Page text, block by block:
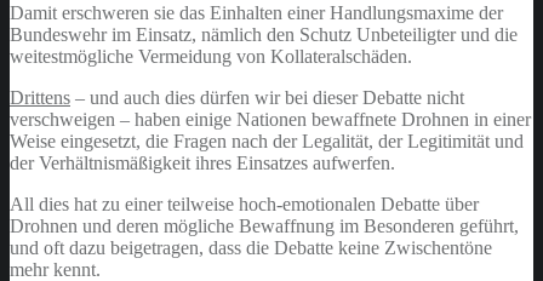
Damit erschweren sie das Einhalten einer Handlungsmaxime der
Bundeswehr im Einsatz, nämlich den Schutz Unbeteiligter und die
weitestmögliche Vermeidung von Kollateralschäden.
Drittens – und auch dies dürfen wir bei dieser Debatte nicht
verschweigen – haben einige Nationen bewaffnete Drohnen in einer
Weise eingesetzt, die Fragen nach der Legalität, der Legitimität und
der Verhältnismäßigkeit ihres Einsatzes aufwerfen.
All dies hat zu einer teilweise hoch-emotionalen Debatte über
Drohnen und deren mögliche Bewaffnung im Besonderen geführt,
und oft dazu beigetragen, dass die Debatte keine Zwischentöne
mehr kennt.